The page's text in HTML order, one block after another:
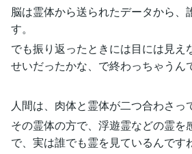
脳は霊体から送られたデータから、
す。
でも振り返ったときには目には見え
せいだったかな、で終わっちゃうん
人間は、肉体と霊体が二つ合わさっ
その霊体の方で、浮遊霊などの霊を
で、実は誰でも霊を見ているんです